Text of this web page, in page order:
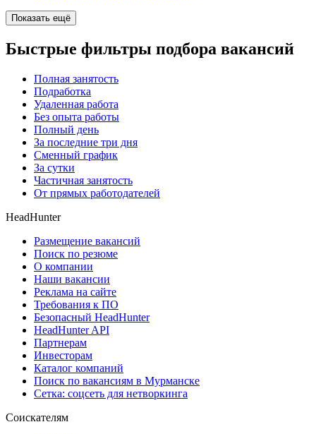
Показать ещё
Быстрые фильтры подбора вакансий
Полная занятость
Подработка
Удаленная работа
Без опыта работы
Полный день
За последние три дня
Сменный график
За сутки
Частичная занятость
От прямых работодателей
HeadHunter
Размещение вакансий
Поиск по резюме
О компании
Наши вакансии
Реклама на сайте
Требования к ПО
Безопасный HeadHunter
HeadHunter API
Партнерам
Инвесторам
Каталог компаний
Поиск по вакансиям в Мурманске
Сетка: соцсеть для нетворкинга
Соискателям